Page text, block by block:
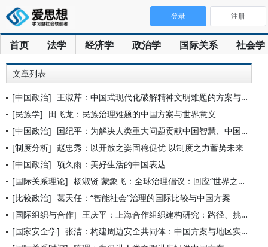
首页 法学 经济学 政治学 国际关系 社会学
登录 注册
文章列表
[中国政治] 王淑芹：中国式现代化破解精神文明难题的方案与启示
[民族学] 田飞龙：民族治理难题的中国方案与世界意义
[中国政治] 国纪平：为解决人类重大问题贡献中国智慧、中国方案、中国力量—
[制度分析] 赵忠秀：以开放之姿固稳促优 以制度之力蓄势未来
[中国政治] 项久雨：美好生活的中国表达
[国际关系理论] 杨淑贤 蒙象飞：全球治理倡议：回应“世界之问”的新方案、新答
[比较政治] 葛天任：“智能社会”治理的国际比较与中国方案
[国际组织与合作] 王庆平：上海合作组织建构研究：路径、挑战与命运共同体建设
[国家安全学] 张洁：构建周边安全共同体：中国方案与地区实践